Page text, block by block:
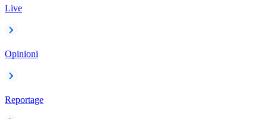
Live
Opinioni
Reportage